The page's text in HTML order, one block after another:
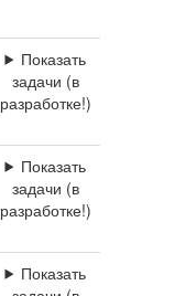
Показать
задачи (в
разработке!)
Показать
задачи (в
разработке!)
Показать